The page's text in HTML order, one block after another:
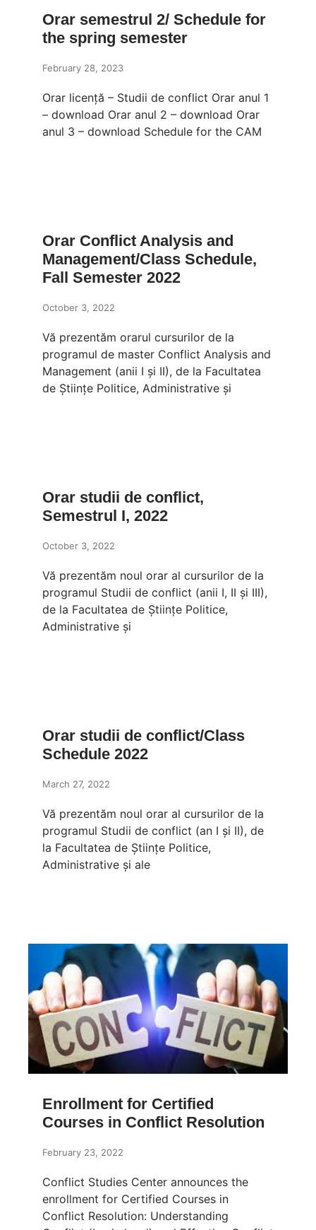
Orar semestrul 2/ Schedule for
the spring semester
February 28, 2023
Orar licență – Studii de conflict Orar anul 1
– download Orar anul 2 – download Orar
anul 3 – download Schedule for the CAM
Orar Conflict Analysis and
Management/Class Schedule,
Fall Semester 2022
October 3, 2022
Vă prezentăm orarul cursurilor de la
programul de master Conflict Analysis and
Management (anii I și II), de la Facultatea
de Științe Politice, Administrative și
Orar studii de conflict,
Semestrul I, 2022
October 3, 2022
Vă prezentăm noul orar al cursurilor de la
programul Studii de conflict (anii I, II și III),
de la Facultatea de Științe Politice,
Administrative și
Orar studii de conflict/Class
Schedule 2022
March 27, 2022
Vă prezentăm noul orar al cursurilor de la
programul Studii de conflict (an I și II), de
la Facultatea de Științe Politice,
Administrative și ale
Enrollment for Certified
Courses in Conflict Resolution
February 23, 2022
Conflict Studies Center announces the
enrollment for Certified Courses in
Conflict Resolution: Understanding